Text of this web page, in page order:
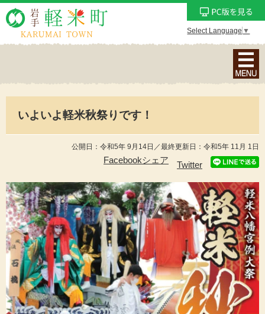
Select Language ▼
ナ
ビ
ン
メ
ュ
ー
を
表
示
いよいよ軽米秋祭りです！
公開日：令和5年 9月14日／最終更新日：令和5年 11月 1日
Facebookシェア Twitter